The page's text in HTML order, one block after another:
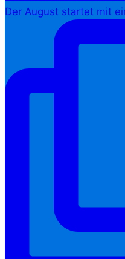
Der August startet mit